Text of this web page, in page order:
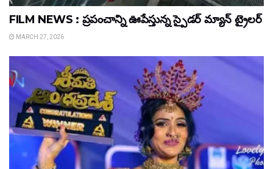
FILM NEWS : ప్రపంచాన్ని ఊపేస్తున్న స్పైడర్ మ్యాన్ ట్రైలర్
MARCH 27, 2026